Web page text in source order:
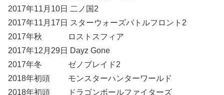
2017年11月10日 二ノ国2
2017年11月17日 スターウォーズバトルフロント2
2017年秋 ロストスフィア
2017年12月29日 Dayz Gone
2017年冬 ゼノブレイド2
2018年初頭 モンスターハンターワールド
2018年初頭 ドラゴンボールファイターズ